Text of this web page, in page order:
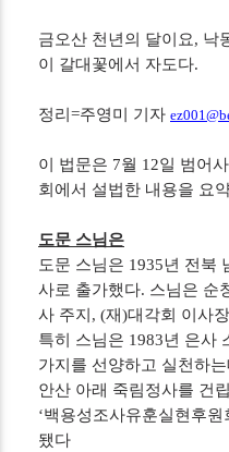
금오산 천년의 달이요, 낙
이 갈대꽃에서 자도다.
정리=주영미 기자
이 법문은 7월 12일 범어
회에서 설법한 내용을 요
도문 스님은
도문 스님은 1935년 전북
사로 출가했다. 스님은 순
사 주지, (재)대각회 이사
특히 스님은 1983년 은사
가지를 선양하고 실천하
안산 아래 죽림정사를 건
‘백용성조사유훈실현후
됐다